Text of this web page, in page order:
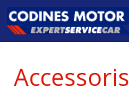
Accessoris